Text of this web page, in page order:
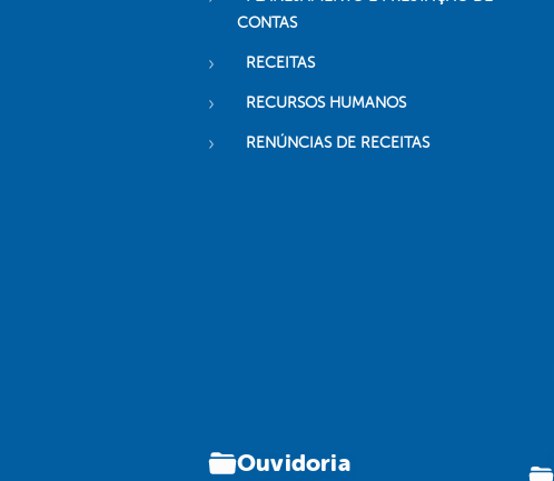
CONTAS
RECEITAS
RECURSOS HUMANOS
RENÚNCIAS DE RECEITAS
Ouvidoria